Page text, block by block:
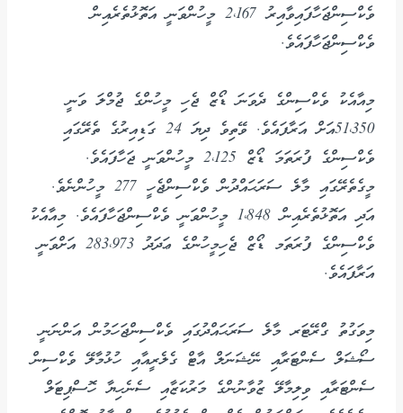
ވެކްސިންޖަހާފައިވާއިރު 2،167 މީހުންވަނީ އަތޮޅުތެރެއިން
ވެކްސިންޖަހާފައެވެ.
މިއާއެކު ވެކްސިންގެ ދެވަނަ ޑޯޒް ޖެހި މީހުންގެ ޖުމްލަ ވަނީ
51،350އަށް އަރާފައެވެ. ވޭތިވެ ދިޔަ 24 ގަޑިއިރުގެ ތެރޭގައި
ވެކްސިންގެ ފުރަތަމަ ޑޯޒް 2،125 މީހުންވަނީ ޖަހާފައެވެ.
މީގެތެރޭގައި މާލެ ސަރަޙައްދުން ވެކްސިންޖެހީ 277 މީހުންނެވެ.
އަދި އަތޮޅުތެރެއިން 1،848 މީހުންވަނީ ވެކްސިންޖަހާފައެވެ. މިއާއެކު
ވެކްސިންގެ ފުރަތަމ ޑޯޒް ޖެހިމީހުންގެ ޢަދަދު 283،973 އަށްވަނީ
އަރާފައެވެ.
މިވަގުތު ގްރޭޓަރ މާލެ ސަރަޙައްދުގައި ވެކްސިންޖަހަމުން އަންނަނީ
ސޯޝަލް ސެންޓަރާއި ނޭޝަނަލް އާޓް ގެލެރީއާއި ހުޅުމާލޭ ވެކްސިން
ސެންޓަރާއި ވިލިމާލޭ ޒުވާނުންގެ މަރުކަޒާއި ސެނެހިޔާ ހޮސްޕިޓަލް